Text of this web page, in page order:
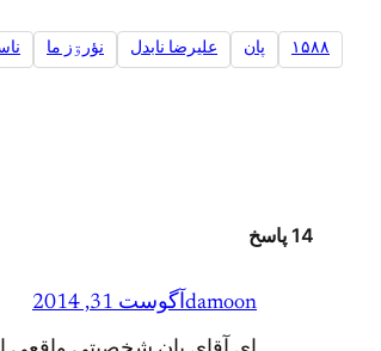
۱۵۸۸ پان علیرضا نابدل نؤرۊز ما
14 پاسخ
damoonآگوست 31, 2014